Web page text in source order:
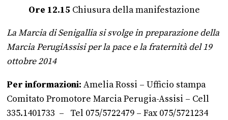
Ore 12.15 Chiusura della manifestazione
La Marcia di Senigallia si svolge in preparazione della
Marcia PerugiAssisi per la pace e la fraternità del 19
ottobre 2014
Per informazioni: Amelia Rossi – Ufficio stampa
Comitato Promotore Marcia Perugia-Assisi – Cell
335.1401733 – Tel 075/5722479 – Fax 075/5721234